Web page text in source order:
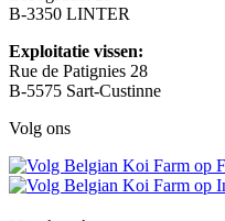
B-3350 LINTER
Exploitatie vissen:
Rue de Patignies 28
B-5575 Sart-Custinne
Volg ons